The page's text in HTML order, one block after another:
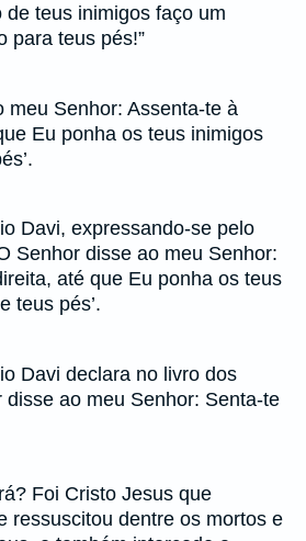
teus inimigos faço um
para teus pés!”
meu Senhor: Assenta-te à
Eu ponha os teus inimigos
Davi, expressando-se pelo
Senhor disse ao meu Senhor:
até que Eu ponha os teus
teus pés’.
Davi declara no livro dos
disse ao meu Senhor: Senta-te
Foi Cristo Jesus que
ressuscitou dentre os mortos e